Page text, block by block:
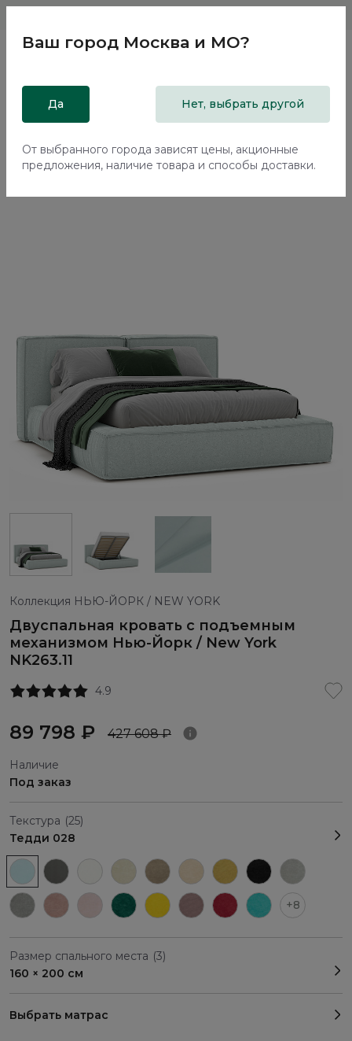
Главная
Кровати
Двуспальная кровать с подъемным механизмом Нью-Йорк
Коллекция НЬЮ-ЙОРК / NEW YORK
Двуспальная кровать с подъемным
механизмом Нью-Йорк / New York
NK263.11
4.9
89 798 ₽ 427 608 ₽
Наличие
Под заказ
Текстура (25)
Тедди 028
+8
Размер спального места (3)
160 × 200 см
Выбрать матрас
Ваш город Москва и МО?
Да Нет, выбрать другой
От выбранного города зависят цены, акционные
предложения, наличие товара и способы доставки.